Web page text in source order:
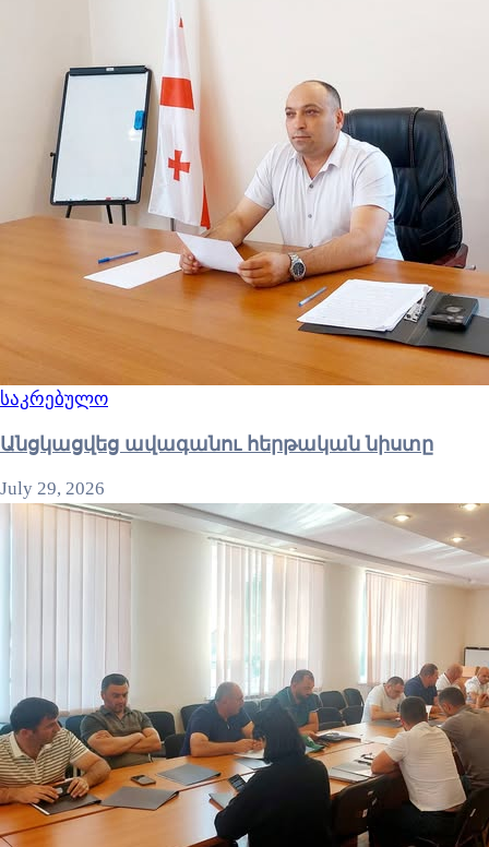
საკრებულო
Անցկացվեց ավագանու հերթական նիստը
July 29, 2026